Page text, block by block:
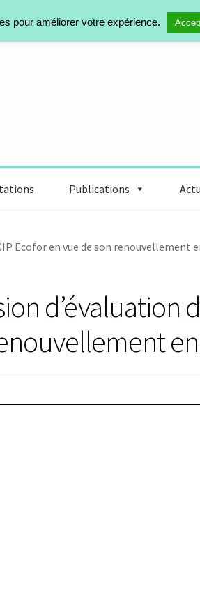
Publications
Ecofor en vue de son renouvellement
d’évaluation
pour améliorer votre expérience.